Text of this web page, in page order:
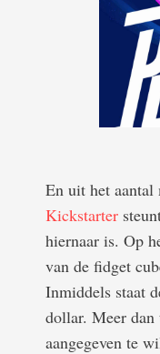
En uit het aantal
Kickstarter
hiernaar is. Op
van de fidget
Inmiddels staat
dollar. Meer dan
aangegeven te